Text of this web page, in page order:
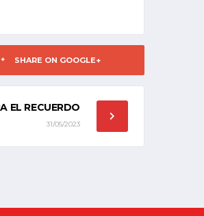
SHARE ON GOOGLE+
EL RECUERDO
31/05/2023